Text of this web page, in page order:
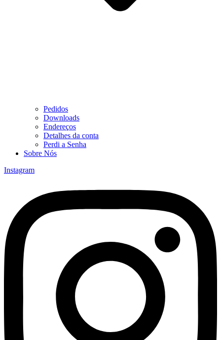
Pedidos
Downloads
Endereços
Detalhes da conta
Perdi a Senha
Sobre Nós
Instagram